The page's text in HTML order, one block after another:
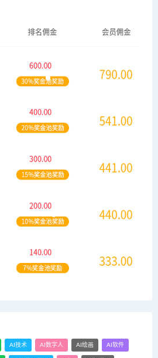
AI技术 AI数字人 AI绘画 AI软件